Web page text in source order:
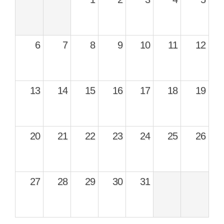
6 7 8 9 10 11 12
13 14 15 16 17 18 19
20 21 22 23 24 25 26
27 28 29 30 31